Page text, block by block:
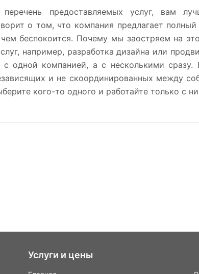
предоставляемых услуг, вам
о том, что компания предлагает
беспокоится. Почему мы заостряем на
например, разработка дизайна или
одной компанией, а с несколькими сразу.
и не скоординированных между
кого-то одного и работайте только с
Услуги и цены